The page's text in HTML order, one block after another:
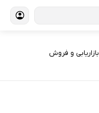
بازاریابی و فروش